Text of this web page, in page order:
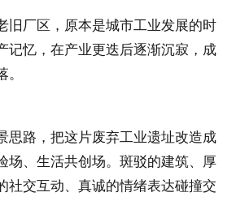
旧厂区，原本是城市工业发展的时
记忆，在产业更迭后逐渐沉寂，成
思路，把这片废弃工业遗址改造成
场、生活共创场。斑驳的建筑、厚
社交互动、真诚的情绪表达碰撞交